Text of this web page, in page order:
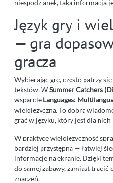
niespodzianek, taka informacja
Język gry i
— gra
gracza
Wybierając grę, często patrzy
tekstów. WSummer Catchers
wsparcie Languages:
wielojęzyczną. To dobra
grać w języku, który jest dla nich
W praktyce wielojęzyczność
bardziej przystępna — łatwiej
informacje na ekranie. Dzięki
do samej zabawy, zamiast tracić
znaczeń.